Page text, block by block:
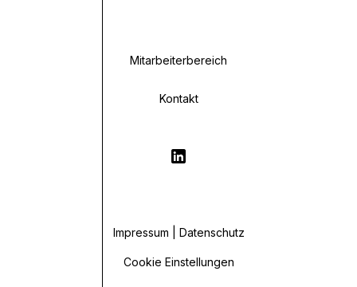
Mitarbeiterbereich
Kontakt
Impressum | Datenschutz
Cookie Einstellungen